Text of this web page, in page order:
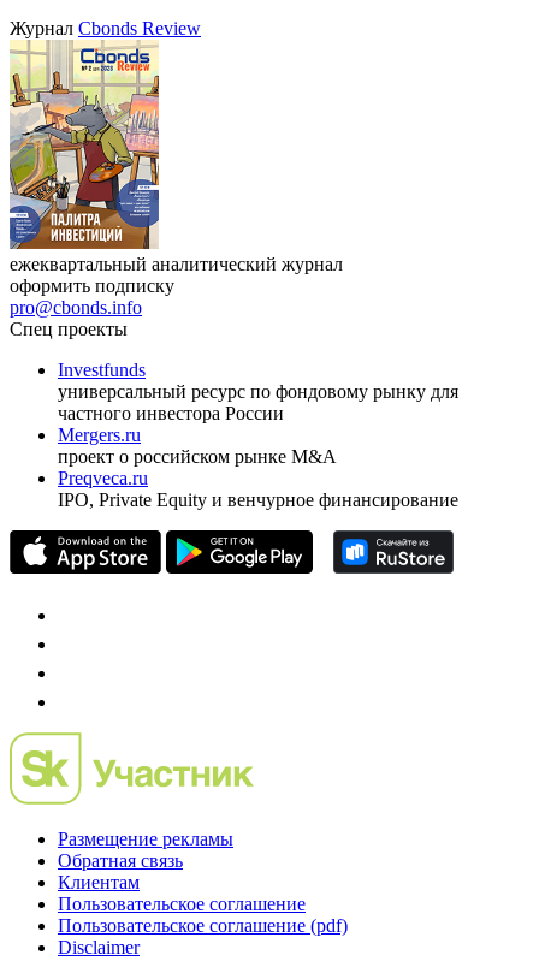
Журнал Cbonds Review
ежеквартальный аналитический журнал
оформить подписку
pro@cbonds.info
Спец проекты
Investfunds
универсальный ресурс по фондовому рынку для
частного инвестора России
Mergers.ru
проект о российском рынке M&A
Preqveca.ru
IPO, Private Equity и венчурное финансирование
Размещение рекламы
Обратная связь
Клиентам
Пользовательское соглашение
Пользовательское соглашение (pdf)
Disclaimer